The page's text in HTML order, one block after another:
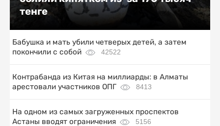
тенге
Бабушка и мать убили четверых детей, а затем
покончили с собой
42522
Контрабанда из Китая на миллиарды: в Алматы
арестовали участников ОПГ
8413
На одном из самых загруженных проспектов
Астаны вводят ограничения
5156